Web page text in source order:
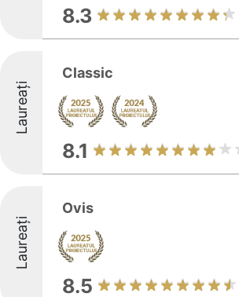
8.3
Laureați
Classic
8.1
Laureați
Ovis
8.5